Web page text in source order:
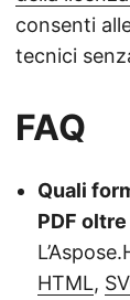
consenti
tecnici
FAQ
Quali
PDF oltre
HTML,